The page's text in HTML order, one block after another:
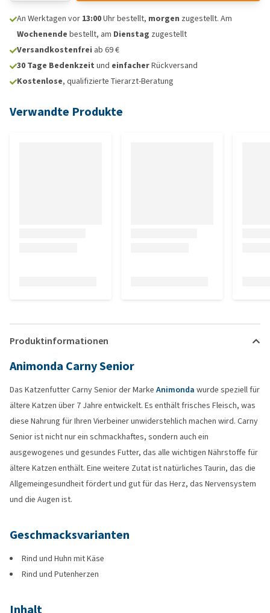
An Werktagen vor 13:00Uhr bestellt, morgen zugestellt. Am
Wochenende bestellt, am Dienstag zugestellt
Versandkostenfrei ab 69 €
30 Tage Bedenkzeit und einfacherRückversand
Kostenlose, qualifizierte Tierarzt-Beratung
Verwandte Produkte
Produktinformationen
Animonda Carny Senior
Das Katzenfutter Carny Senior der Marke Animonda wurde speziell für
ältere Katzen über 7 Jahre entwickelt. Es enthält frisches Fleisch, was
diese Nahrung für Ihren Vierbeiner unwiderstehlich machen wird. Carny
Senior ist nicht nur ein schmackhaftes, sondern auch ein
ausgewogenes und gesundes Futter, das alle wichtigen Nährstoffe für
ältere Katzen enthält. Eine weitere Zutat ist natürliches Taurin, das die
Allgemeingesundheit fördert und gut für das Herz, das Nervensystem
und die Augen ist.
Geschmacksvarianten
Rind und Huhn mit Käse
Rind und Putenherzen
Inhalt